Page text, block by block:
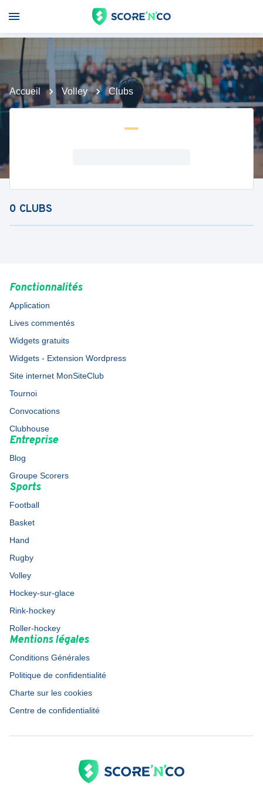
Accueil Volley Clubs
0 CLUBS
Fonctionnalités
Application
Lives commentés
Widgets gratuits
Widgets - Extension Wordpress
Site internet MonSiteClub
Tournoi
Convocations
Clubhouse
Entreprise
Blog
Groupe Scorers
Sports
Football
Basket
Hand
Rugby
Volley
Hockey-sur-glace
Rink-hockey
Roller-hockey
Mentions légales
Conditions Générales
Politique de confidentialité
Charte sur les cookies
Centre de confidentialité